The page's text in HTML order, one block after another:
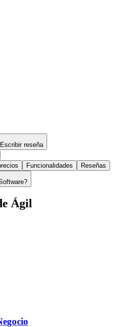
Escribir reseña
Funcionalidades Reseñas
Ágil